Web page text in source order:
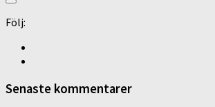
Följ:
Senaste kommentarer